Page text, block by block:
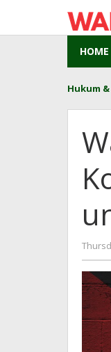
content
HOME
Hukum